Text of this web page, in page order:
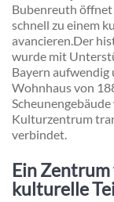
Bubenreuth
schnell zu einem
avancieren.Der
wurde mit
Bayern aufwendig
Wohnhaus von
Kulturzentrum
verbindet.
Ein
kulturelle